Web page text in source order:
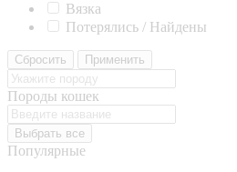
Вязка
Потерялись / Найдены
Сбросить Применить
Породы кошек
Выбрать все
Популярные